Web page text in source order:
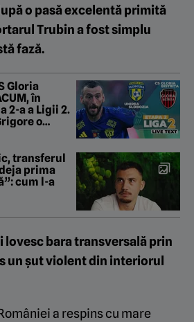
o pasă excelentă primită
Trubin a fost simplu
fază.
Gloria
în
2-a a Ligii 2.
o
Poenaru
transferul
prima
cum l-a
lovesc bara transversală prin
un șut violent din interiorul
a respins cu mare